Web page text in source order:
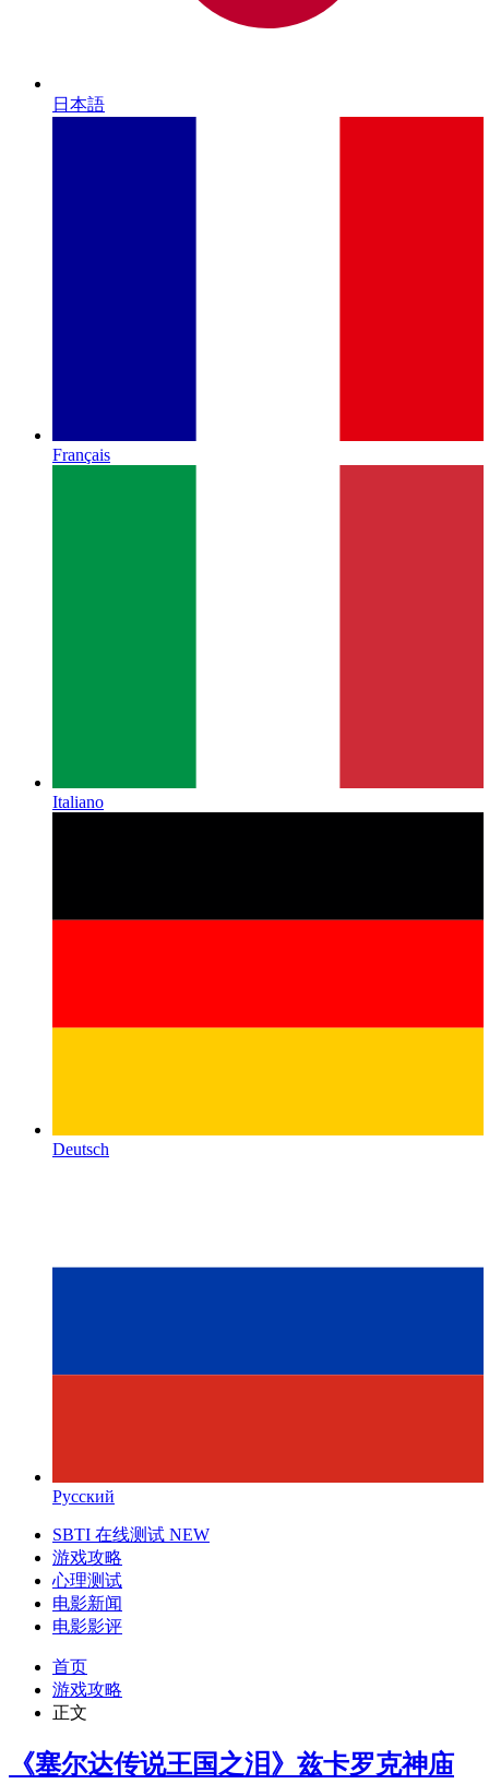
日本語
Français
Italiano
Deutsch
Русский
SBTI 在线测试 NEW
游戏攻略
心理测试
电影新闻
电影影评
首页
游戏攻略
正文
《塞尔达传说王国之泪》兹卡罗克神庙